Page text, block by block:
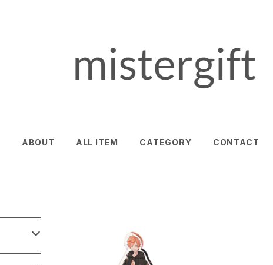
ABOUT ALL ITEM CATEGORY CONTACT